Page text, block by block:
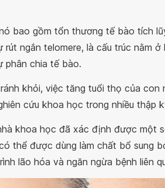
bao gồm tổn thương tế bào tích
ngắn telomere, là cấu trúc nằm ở
phân chia tế bào.
khỏi, việc tăng tuổi thọ của con
cứu khoa học trong nhiều thập
khoa học đã xác định được một
thể được dùng làm chất bổ sung
lão hóa và ngăn ngừa bệnh liên